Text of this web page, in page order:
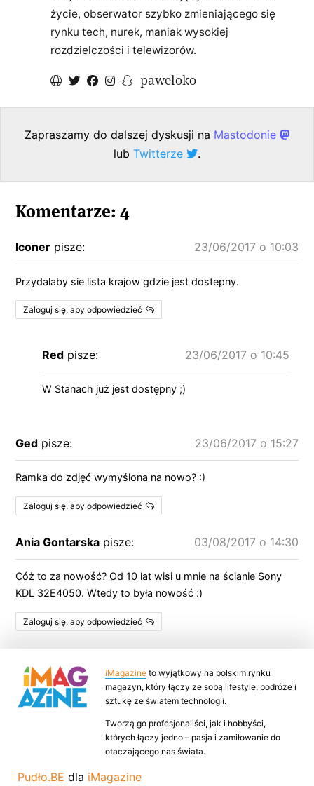
życie, obserwator szybko zmieniającego się
rynku tech, nurek, maniak wysokiej
rozdzielczości i telewizorów.
paweloko
Zapraszamy do dalszej dyskusji na Mastodonie
lub Twitterze .
Komentarze: 4
lconer pisze: 23/06/2017 o 10:03
Przydalaby sie lista krajow gdzie jest dostepny.
Zaloguj się, aby odpowiedzieć
Red pisze: 23/06/2017 o 10:45
W Stanach już jest dostępny ;)
Ged pisze: 23/06/2017 o 15:27
Ramka do zdjęć wymyślona na nowo? :)
Zaloguj się, aby odpowiedzieć
Ania Gontarska pisze: 03/08/2017 o 14:30
Cóż to za nowość? Od 10 lat wisi u mnie na ścianie Sony
KDL 32E4050. Wtedy to była nowość :)
Zaloguj się, aby odpowiedzieć
iMagazine to wyjątkowy na polskim rynku
magazyn, który łączy ze sobą lifestyle, podróże i
sztukę ze światem technologii.
Tworzą go profesjonaliści, jak i hobbyści,
których łączy jedno – pasja i zamiłowanie do
otaczającego nas świata.
Pudło.BE dla iMagazine